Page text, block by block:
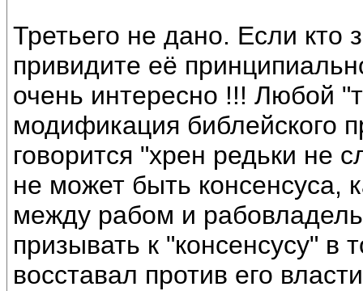
Третьего не дано. Если
привидите её
очень интересно !!! Любой
модификация библейского
говорится "хрен редьки не
не может быть консенсуса,
между рабом и
призывать к "консенсусу"
восставал против его